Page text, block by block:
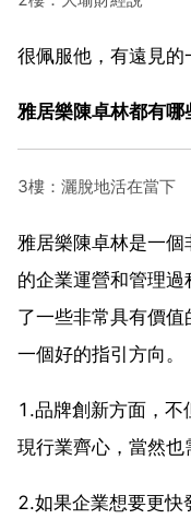
很佩服他，有遠見的
雅居樂陳卓林都有哪
3樓：灑脫地活在當下
雅居樂陳卓林是一
的企業運營和管理
了一些非常具有價值
一個好的指引方向。
1.品牌創新方面，不
現行業齊心，當然也
2.如果企業想要更快